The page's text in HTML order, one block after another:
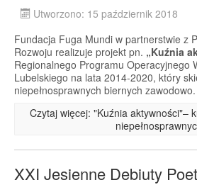
Utworzono: 15 październik 2018
Fundacja Fuga Mundi w partnerstwie z
Rozwoju realizuje projekt pn. „Kuźnia
Regionalnego Programu Operacyjnego
Lubelskiego na lata 2014-2020, który
niepełnosprawnych biernych zawodowo.
Czytaj więcej: "Kuźnia aktywności"–
XXI Jesienne Debiuty